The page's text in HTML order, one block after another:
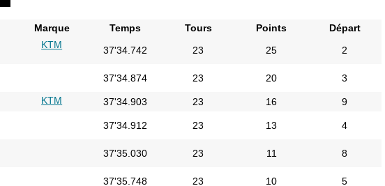
Marque Temps Tours Points
Départ
KTM 37'34.742 23 25 2
37'34.874 23 20 3
KTM 37'34.903 23 16 9
37'34.912 23 13 4
37'35.030 23 11 8
37'35.748 23 10 5